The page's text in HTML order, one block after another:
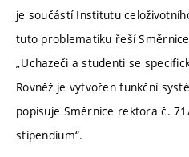
je součástí Institutu
tuto problematiku řeší
„Uchazeči a studenti se
Rovněž je vytvořen funkční
popisuje Směrnice rektora č.
stipendium“.